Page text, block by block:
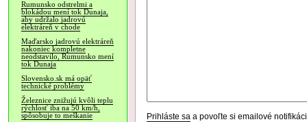
Rumunsko odstrelmi a
blokádou mení tok Dunaja,
aby udržalo jadrovú
elektráreň v chode
Maďarsko jadrovú elektráreň
nakoniec kompletne
neodstavilo, Rumunsko mení
tok Dunaja
Slovensko.sk má opäť
technické problémy
Železnice znižujú kvôli teplu
rýchlosť iba na 50 km/h,
spôsobuje to meškanie
Prihláste sa a povoľte si emailové